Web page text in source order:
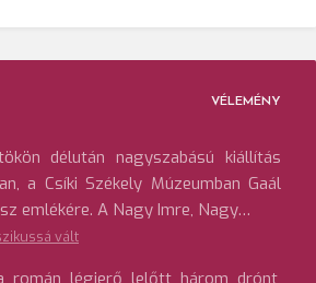
VÉLEMÉNY
délután nagyszabású kiállítás
a Csíki Székely Múzeumban Gaál
emlékére. A Nagy Imre, Nagy…
vált